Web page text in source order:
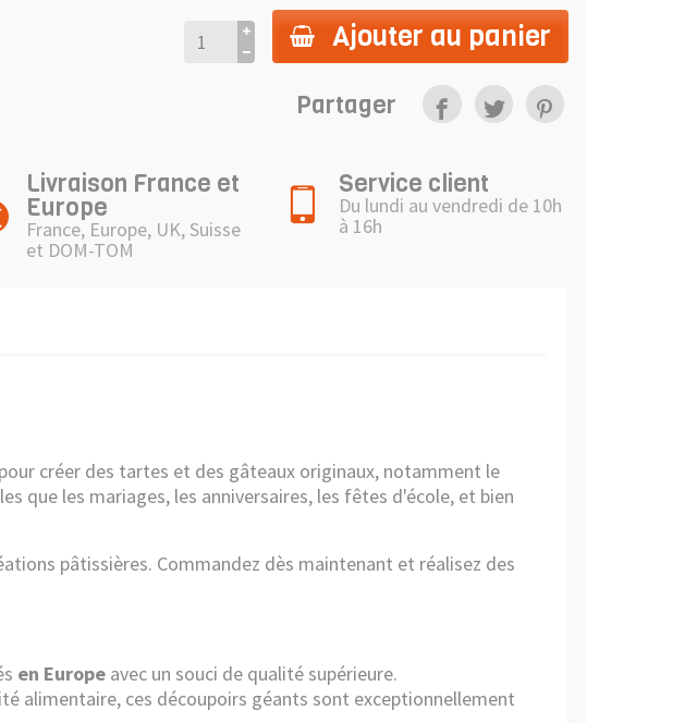
Ajouter au panier
Partager
Livraison France et
Europe
France, Europe, UK, Suisse
et DOM-TOM
Service client
Du lundi au vendredi de 10h
à 16h
créer des tartes et des gâteaux originaux, notamment le
que les mariages, les anniversaires, les fêtes d'école, et bien
pâtissières. Commandez dès maintenant et réalisez des
en Europe avec un souci de qualité supérieure.
alimentaire, ces découpoirs géants sont exceptionnellement